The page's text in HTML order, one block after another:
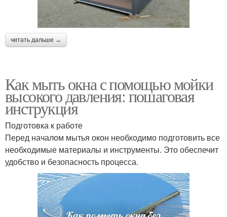
читать дальше →
Как мыть окна с помощью мойки
высокого давления: пошаговая
инструкция
Подготовка к работе
Перед началом мытья окон необходимо подготовить все
необходимые материалы и инструменты. Это обеспечит
удобство и безопасность процесса.